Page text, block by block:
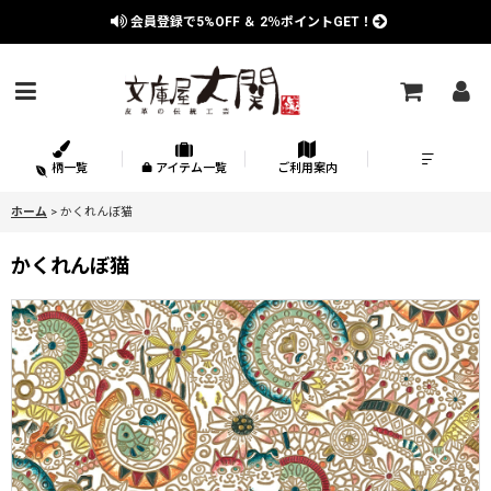
会員登録で5%OFF ＆ 2％ポイントGET！
柄一覧 アイテム一覧 ご利用案内
ホーム > かくれんぼ猫
かくれんぼ猫